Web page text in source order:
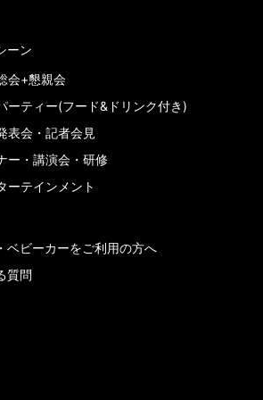
ーン
会+懇親会
ーティー(フード&ドリンク付き)
表会・記者会見
ー・講演会・研修
ーテインメント
ベビーカーをご利用の方へ
質問